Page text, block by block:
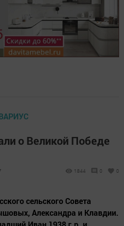
о Великой Победе
1844 0 0
сельского Совета
Александра и Клавдии.